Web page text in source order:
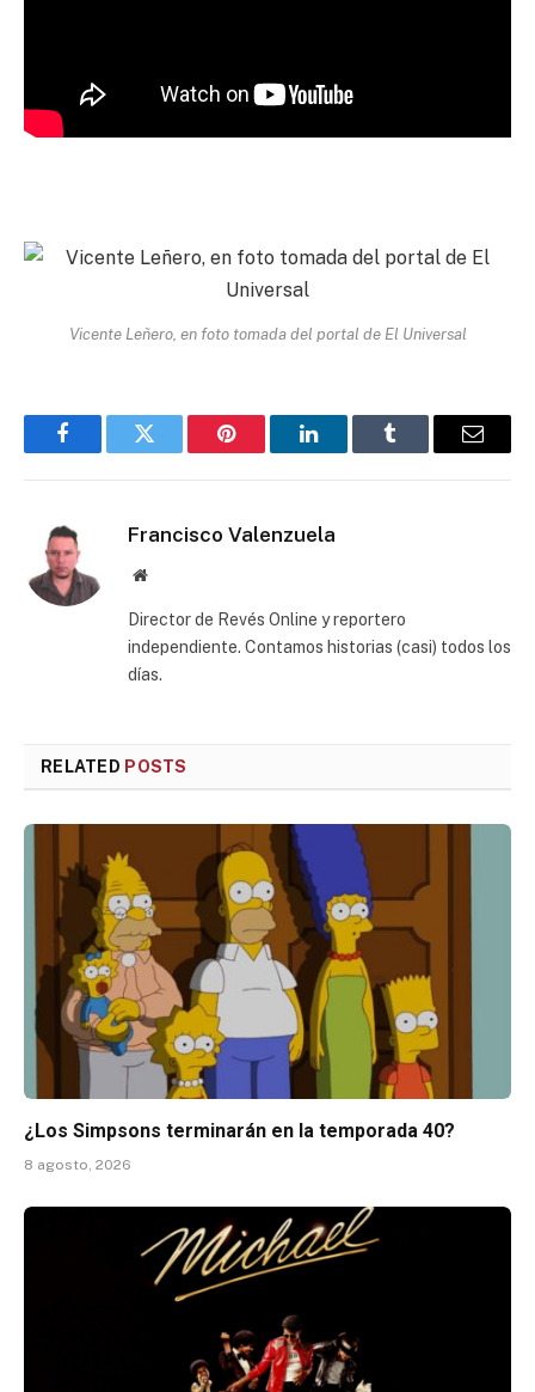
Vicente Leñero, en foto tomada del portal de El Universal
FacebookTwitter Pinterest LinkedInTumblr Email
Francisco Valenzuela
Website
Director de Revés Online y reportero
independiente. Contamos historias (casi) todos los
días.
RELATED POSTS
¿Los Simpsons terminarán en la temporada 40?
8 agosto, 2026